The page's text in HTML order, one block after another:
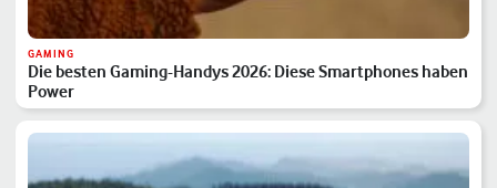
GAMING
Die besten Gaming-Handys 2026: Diese Smartphones haben
Power